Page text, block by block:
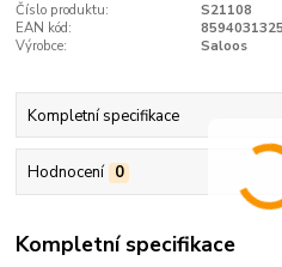
Číslo produktu:
S21108
EAN kód:
Výrobce:
Saloos
Kompletní specifikace
Hodnocení 0
Kompletní specifikace